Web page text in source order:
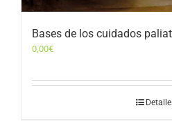
Bases de los cuidados
0,00€